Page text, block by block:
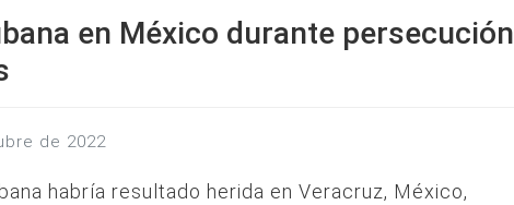
en México durante persecución
de 2022
habría resultado herida en Veracruz, México,